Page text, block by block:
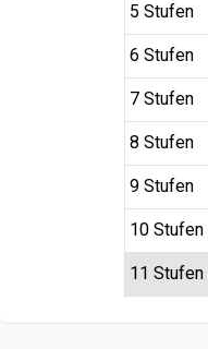
5 Stufen
6 Stufen
7 Stufen
8 Stufen
9 Stufen
10 Stufen
11 Stufen